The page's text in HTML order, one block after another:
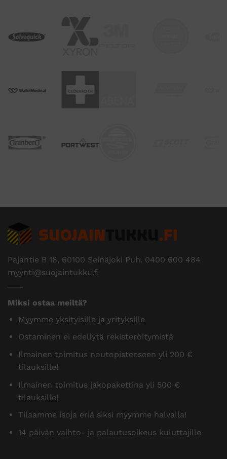
Pajantie B 18, 60100 Seinäjoki Puh. 0400 600 484
myynti@suojaintukku.fi
Miksi ostaa meiltä?
Myymme yksityisille ja yrityksille
Ostaminen ei edellytä rekisteröitymistä
Ilmainen toimitus noutopisteeseen yli 200 €
tilauksille!
Ilmainen toimitus jakopakettina yli 500 €
tilauksille!
Tilaamme isoja eriä siksi myymme halvalla!
14 päivän vaihto- ja palautusoikeus kuluttajille